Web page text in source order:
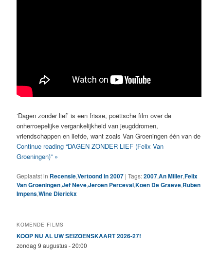
‘Dagen zonder lief’ is een frisse, poëtische film over de
onherroepelijke vergankelijkheid van jeugddromen,
vriendschappen en liefde, want zoals Van Groeningen één van de
Continue reading “DAGEN ZONDER LIEF (Felix Van
Groeningen)” »
Geplaatst in Recensie,Vertoond in 2007 |Tags:2007,An Miller,Felix
Van Groeningen,Jef Neve,Jeroen Perceval,Koen De Graeve,Ruben
Impens,Wine Dierickx
KOMENDE FILMS
KOOP NU AL UW SEIZOENSKAART 2026-27!
zondag 9 augustus - 20:00